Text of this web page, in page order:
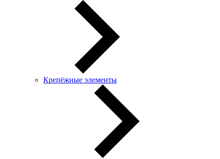
Крепёжные элементы